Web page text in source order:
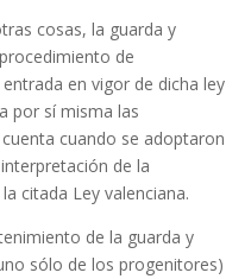
cosas, la guarda y
de
en vigor de dicha ley
por sí misma las
cuando se adoptaron
de la
citada Ley valenciana.
de la guarda y
sólo de los progenitores)